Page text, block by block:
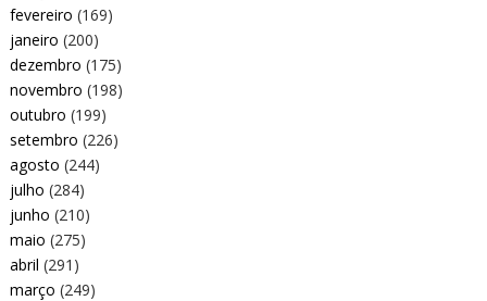
fevereiro (169)
janeiro (200)
dezembro (175)
novembro (198)
outubro (199)
setembro (226)
agosto (244)
julho (284)
junho (210)
maio (275)
abril (291)
março (249)